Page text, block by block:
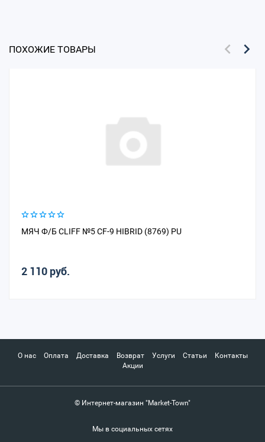
ПОХОЖИЕ ТОВАРЫ
МЯЧ Ф/Б CLIFF №5 CF-9 HIBRID (8769) PU
2 110 руб.
О нас Оплата Доставка Возврат Услуги Статьи
Контакты
Акции
© Интернет-магазин "Market-Town"
Мы в социальных сетях